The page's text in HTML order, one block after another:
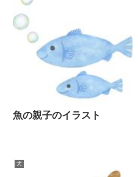
魚の親子のイラスト
犬